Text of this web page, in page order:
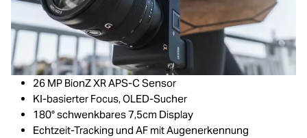
26 MP BionZ XR APS-C Sensor
KI-basierter Focus, OLED-Sucher
180° schwenkbares 7,5cm Display
Echtzeit-Tracking und AF mit Augenerkennung